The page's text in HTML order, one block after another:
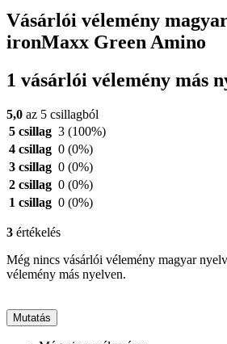
Vásárlói vélemény
ironMaxx Green Amino
1 vásárlói vélemény más
5,0 az 5 csillagból
5 csillag 3 (100%)
4 csillag 0 (0%)
3 csillag 0 (0%)
2 csillag 0 (0%)
1 csillag 0 (0%)
3 értékelés
Még nincs vásárlói vélemény magyar
vélemény más nyelven.
Mutatás